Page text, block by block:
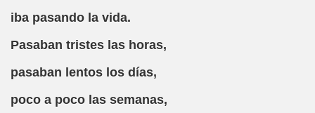
iba pasando la vida.
Pasaban tristes las horas,
pasaban lentos los días,
poco a poco las semanas,
Inacabada de Cibercerdo, Periódico Irreverente y
(Jorge Llopis)
Poco de Gramática (Desconocido)
Autores)